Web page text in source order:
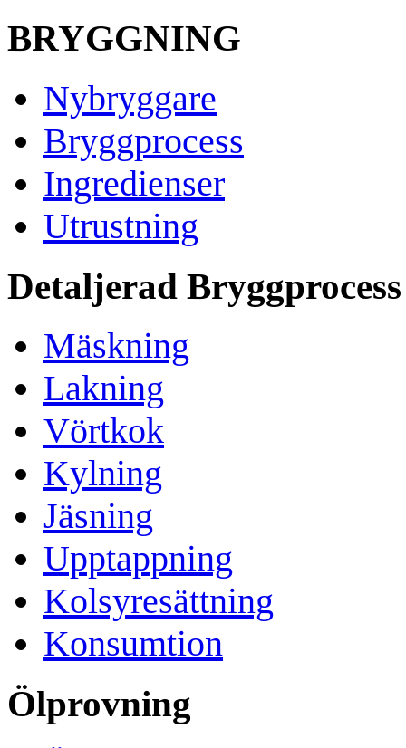
BRYGGNING
Nybryggare
Bryggprocess
Ingredienser
Utrustning
Detaljerad Bryggprocess
Mäskning
Lakning
Vörtkok
Kylning
Jäsning
Upptappning
Kolsyresättning
Konsumtion
Ölprovning